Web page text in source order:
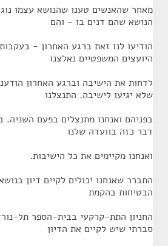
מאחר שהאנשים טענו שהנושא עצמו
הנושא שהם דנים בו - והם
הודיעו לנו זאת ברגע האחרון -
היועצים המשפטיים נאלצנו
לדחות את הישיבה וברגע האחרון
שלא יגיעו לישיבה. התנצלנו
בפניהם ואנחנו מתנצלים בפעם השניה.
דבר כזה בוועדה שלנו
ואנחנו מקיימים את כל הישיבות.
התברר שאנחנו יכולים לקיים דיון
הבטיחות בהקמת
החניון התת-קרקעי בבית-הספר תל-
סברתי שיש לקיים את הדיון